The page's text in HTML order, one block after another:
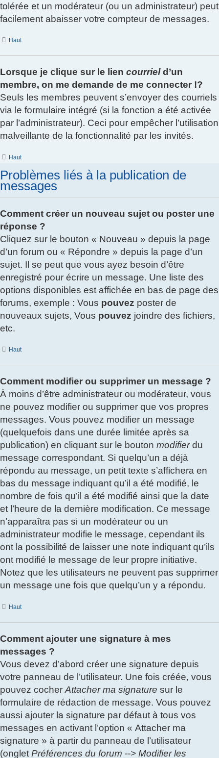
tolérée et un modérateur (ou un administrateur) peut
facilement abaisser votre compteur de messages.
Haut
Lorsque je clique sur le lien courrield’un
membre, on me demande de me connecter !?
Seuls les membres peuvent s’envoyer des courriels
via le formulaire intégré (si la fonction a été activée
par l’administrateur). Ceci pour empêcher l’utilisation
malveillante de la fonctionnalité par les invités.
Haut
Problèmes liés à la publication de
messages
Comment créer un nouveau sujet ou poster une
réponse ?
Cliquez sur le bouton « Nouveau » depuis la page
d’un forum ou « Répondre » depuis la page d’un
sujet. Il se peut que vous ayez besoin d’être
enregistré pour écrire un message. Une liste des
options disponibles est affichée en bas de page des
forums, exemple : Vous pouvez poster de
nouveaux sujets, Vous pouvez joindre des fichiers,
etc.
Haut
Comment modifier ou supprimer un message ?
À moins d’être administrateur ou modérateur, vous
ne pouvez modifier ou supprimer que vos propres
messages. Vous pouvez modifier un message
(quelquefois dans une durée limitée après sa
publication) en cliquant sur le bouton modifierdu
message correspondant. Si quelqu’un a déjà
répondu au message, un petit texte s’affichera en
bas du message indiquant qu’il a été modifié, le
nombre de fois qu’il a été modifié ainsi que la date
et l’heure de la dernière modification. Ce message
n’apparaîtra pas si un modérateur ou un
administrateur modifie le message, cependant ils
ont la possibilité de laisser une note indiquant qu’ils
ont modifié le message de leur propre initiative.
Notez que les utilisateurs ne peuvent pas supprimer
un message une fois que quelqu’un y a répondu.
Haut
Comment ajouter une signature à mes
messages ?
Vous devez d’abord créer une signature depuis
votre panneau de l’utilisateur. Une fois créée, vous
pouvez cocher Attacher ma signature sur le
formulaire de rédaction de message. Vous pouvez
aussi ajouter la signature par défaut à tous vos
messages en activant l’option « Attacher ma
signature » à partir du panneau de l’utilisateur
(onglet Préférences du forum --> Modifier les